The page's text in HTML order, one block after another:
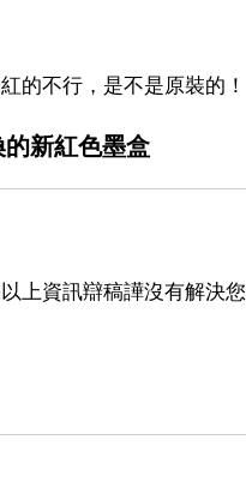
的不行，是不是原裝的！
新紅色墨盒
上資訊辯稿譁沒有解決